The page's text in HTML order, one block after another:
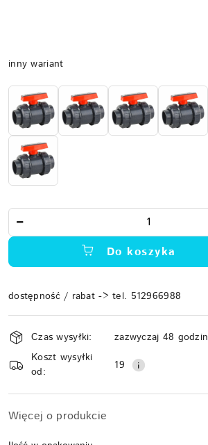
Wariant
inny wariant
Do koszyka
dostępność / rabat -> tel. 512966988
Wyślij
Dostępność
i
dostawa
Czas wysyłki:
zazwyczaj 48 godzin
Koszt wysyłki
od:
19
Więcej o produkcie